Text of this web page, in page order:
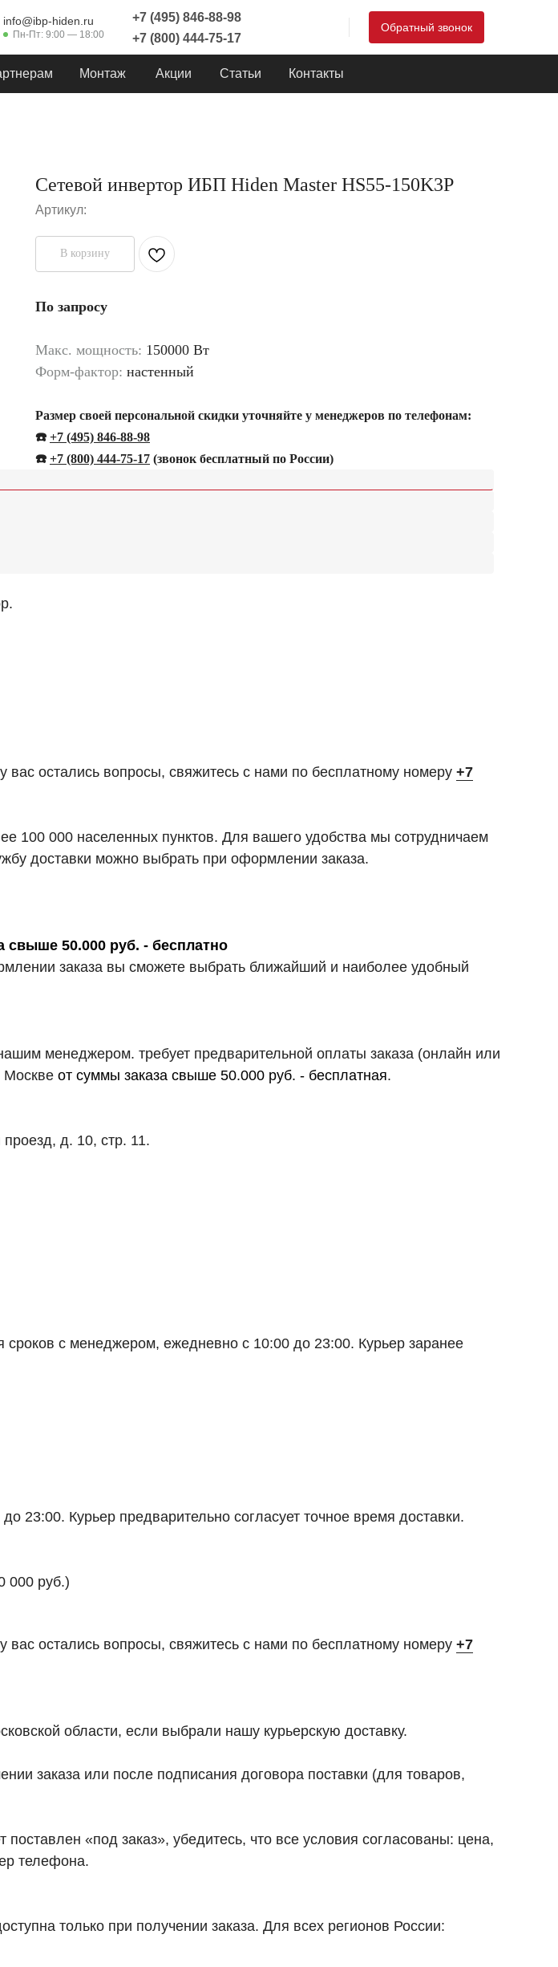
+7 (495) 846-88-98
info@ibp-hiden.ru Обратный звонок
Пн-Пт: 9:00 — 18:00 +7 (800) 444-75-17
Монтаж Акции Статьи Контакты
Сетевой инвертор ИБП Hiden Master HS55-150K3P
Артикул:
В корзину
По запросу
Макс. мощность: 150000 Вт
Форм-фактор: настенный
Размер своей персональной скидки уточняйте у менеджеров по телефонам:
☎️ +7 (495) 846-88-98
☎️ +7 (800) 444-75-17 (звонок бесплатный по России)
вас остались вопросы, свяжитесь с нами по бесплатному номеру +7
100 000 населенных пунктов. Для вашего удобства мы сотрудничаем
доставки можно выбрать при оформлении заказа.
свыше 50.000 руб. - бесплатно
заказа вы сможете выбрать ближайший и наиболее удобный
менеджером. требует предварительной оплаты заказа (онлайн или
Москве от суммы заказа свыше 50.000 руб. - бесплатная.
д. 10, стр. 11.
с менеджером, ежедневно с 10:00 до 23:00. Курьер заранее
23:00. Курьер предварительно согласует точное время доставки.
000 руб.)
вас остались вопросы, свяжитесь с нами по бесплатному номеру +7
области, если выбрали нашу курьерскую доставку.
заказа или после подписания договора поставки (для товаров,
«под заказ», убедитесь, что все условия согласованы: цена,
телефона.
только при получении заказа. Для всех регионов России: